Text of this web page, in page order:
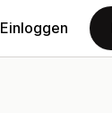
Einloggen